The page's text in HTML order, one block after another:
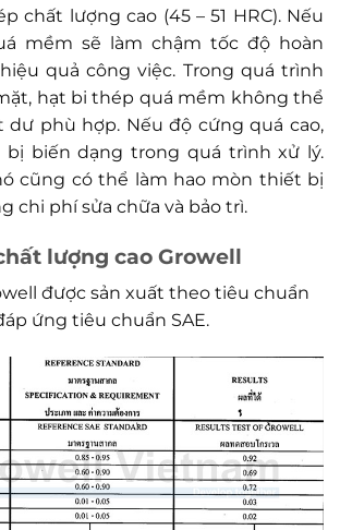
chất lượng cao (45 – 51 HRC). Nếu
mềm sẽ làm chậm tốc độ hoàn
quả công việc. Trong quá trình
hạt bi thép quá mềm không thể
dư phù hợp. Nếu độ cứng quá cao,
biến dạng trong quá trình xử lý.
cũng có thể làm hao mòn thiết bị
chi phí sửa chữa và bảo trì.
lượng cao Growell
được sản xuất theo tiêu chuẩn
ứng tiêu chuẩn SAE.